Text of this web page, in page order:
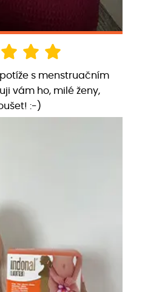
s menstruačním
vám ho, milé ženy,
:-)